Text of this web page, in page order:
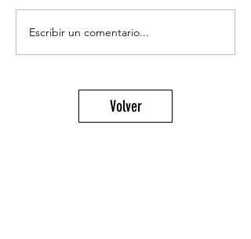
Escribir un comentario...
Volver